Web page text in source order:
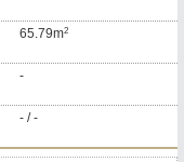
65.79m2
-
- / -